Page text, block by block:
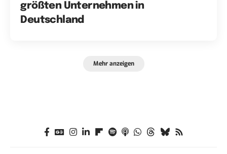
größten Unternehmen in
Deutschland
Mehr anzeigen